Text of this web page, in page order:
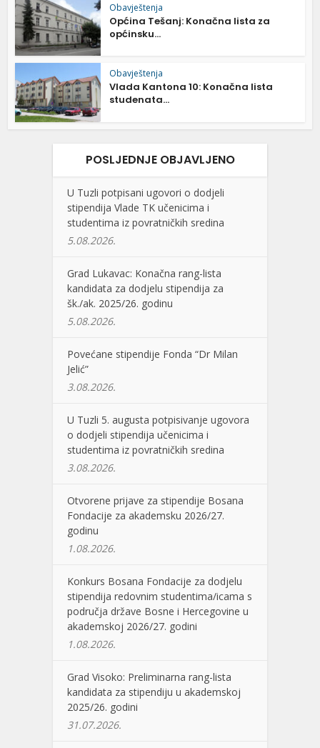
Obavještenja
Općina Tešanj: Konačna lista za
općinsku...
Obavještenja
Vlada Kantona 10: Konačna lista
studenata...
POSLJEDNJE OBJAVLJENO
U Tuzli potpisani ugovori o dodjeli
stipendija Vlade TK učenicima i
studentima iz povratničkih sredina
5.08.2026.
Grad Lukavac: Konačna rang-lista
kandidata za dodjelu stipendija za
šk./ak. 2025/26. godinu
5.08.2026.
Povećane stipendije Fonda “Dr Milan
Jelić”
3.08.2026.
U Tuzli 5. augusta potpisivanje ugovora
o dodjeli stipendija učenicima i
studentima iz povratničkih sredina
3.08.2026.
Otvorene prijave za stipendije Bosana
Fondacije za akademsku 2026/27.
godinu
1.08.2026.
Konkurs Bosana Fondacije za dodjelu
stipendija redovnim studentima/icama s
područja države Bosne i Hercegovine u
akademskoj 2026/27. godini
1.08.2026.
Grad Visoko: Preliminarna rang-lista
kandidata za stipendiju u akademskoj
2025/26. godini
31.07.2026.